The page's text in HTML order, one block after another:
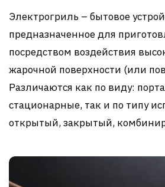
Электрогриль – бытовое
предназначенное для
посредством воздействия
жарочной поверхности (или
Различаются как по виду:
стационарные, так и по типу
открытый, закрытый,